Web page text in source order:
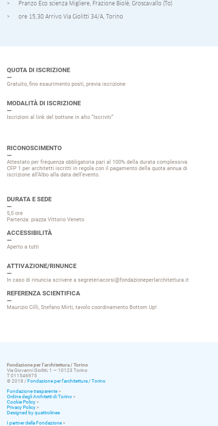
Pranzo Eco scienza Migliere, Frazione Biolé, Groscavallo (To)
ore 15,30 Arrivo Via Giolitti 34/A, Torino
QUOTA DI ISCRIZIONE
Gratuito, fino esaurimento posti, previa iscrizione
MODALITÀ DI ISCRIZIONE
Iscrizioni al link del bottone in alto “Iscriviti”
RICONOSCIMENTO
Attestato per frequenza obbligatoria pari al 100% della durata complessiva
CFP 1 per architetti iscritti in regola con il pagamento della quota annua di
iscrizione all’Albo alla data dell’evento.
DURATA E SEDE
5,5 ore
Partenza: piazza Vittorio Veneto
ACCESSIBILITÀ
Aperto a tutti
ATTIVAZIONE/RINUNCE
In caso di rinuncia scrivere a segreteriacorsi@fondazioneperlarchitettura.it
REFERENZA SCIENTIFICA
Maurizio Cilli, Stefano Mirti, tavolo coordinamento Bottom Up!
Fondazione per l’architettura / Torino
Via Giovanni Giolitti, 1 — 10123 Torino
T 011546975
© 2018 /Fondazione per l’architettura / Torino
Fondazione trasparente>
Ordine degli Architetti di Torino>
Cookie Policy>
Privacy Policy>
Designed by quattrolinee
I partner della Fondazione>